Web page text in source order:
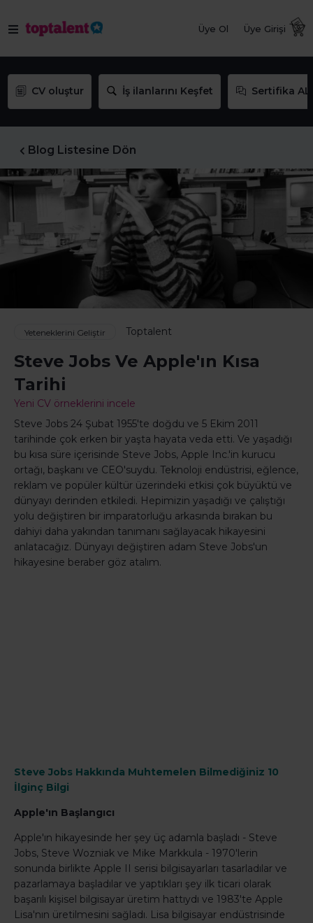
Üye Ol Üye Girişi
CV oluştur İş ilanlarını Keşfet Sertifika AL
Blog Listesine Dön
Yeteneklerini Geliştir Toptalent
Steve Jobs Ve Apple'ın Kısa
Tarihi
Yeni CV örneklerini incele
Steve Jobs 24 Şubat 1955'te doğdu ve 5 Ekim 2011
tarihinde çok erken bir yaşta hayata veda etti. Ve yaşadığı
bu kısa süre içerisinde Steve Jobs, Apple Inc.'in kurucu
ortağı, başkanı ve CEO'suydu. Teknoloji endüstrisi, eğlence,
reklam ve popüler kültür üzerindeki etkisi çok büyüktü ve
dünyayı derinden etkiledi. Hepimizin yaşadığı ve çalıştığı
yolu değiştiren bir imparatorluğu arkasında bırakan bu
dahiyi daha yakından tanımanı sağlayacak hikayesini
anlatacağız. Dünyayı değiştiren adam Steve Jobs'un
hikayesine beraber göz atalım.
Steve Jobs Hakkında Muhtemelen Bilmediğiniz 10
İlginç Bilgi
Apple'ın Başlangıcı
Apple'ın hikayesinde her şey üç adamla başladı - Steve
Jobs, Steve Wozniak ve Mike Markkula - 1970'lerin
sonunda birlikte Apple II serisi bilgisayarları tasarladılar ve
pazarlamaya başladılar ve yaptıkları şey ilk ticari olarak
başarılı kişisel bilgisayar üretim hattıydı ve 1983'te Apple
Lisa'nın üretilmesini sağladı. Lisa bilgisayar endüstrisinde